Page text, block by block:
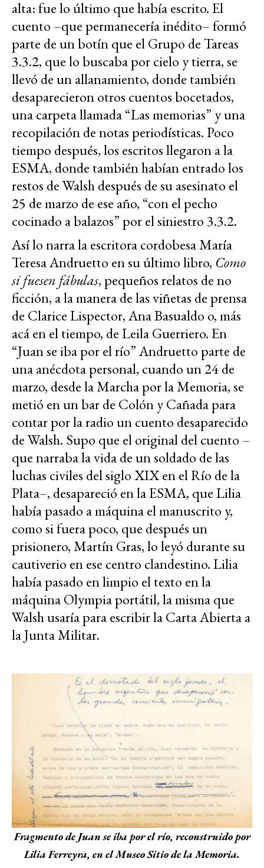
alta: fue lo último que había escrito. El
cuento –que permanecería inédito– formó
parte de un botín que el Grupo de Tareas
3.3.2, que lo buscaba por cielo y tierra, se
llevó de un allanamiento, donde también
desaparecieron otros cuentos bocetados,
una carpeta llamada “Las memorias” y una
recopilación de notas periodísticas. Poco
tiempo después, los escritos llegaron a la
ESMA, donde también habían entrado los
restos de Walsh después de su asesinato el
25 de marzo de ese año, “con el pecho
cocinado a balazos” por el siniestro 3.3.2.
Así lo narra la escritora cordobesa María
Teresa Andruetto en su último libro, Como
si fuesen fábulas, pequeños relatos de no
ficción, a la manera de las viñetas de prensa
de Clarice Lispector, Ana Basualdo o, más
acá en el tiempo, de Leila Guerriero. En
“Juan se iba por el río” Andruetto parte de
una anécdota personal, cuando un 24 de
marzo, desde la Marcha por la Memoria, se
metió en un bar de Colón y Cañada para
contar por la radio un cuento desaparecido
de Walsh. Supo que el original del cuento –
que narraba la vida de un soldado de las
luchas civiles del siglo XIX en el Río de la
Plata–, desapareció en la ESMA, que Lilia
había pasado a máquina el manuscrito y,
como si fuera poco, que después un
prisionero, Martín Gras, lo leyó durante su
cautiverio en ese centro clandestino. Lilia
había pasado en limpio el texto en la
máquina Olympia portátil, la misma que
Walsh usaría para escribir la Carta Abierta a
la Junta Militar.
Fragmento de Juan se iba por el río, reconstruido por
Lilia Ferreyra, en el Museo Sitio de la Memoria.